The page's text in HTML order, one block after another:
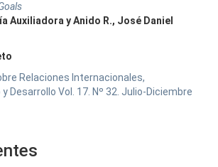
Auxiliadora y Anido R., José Daniel
Relaciones Internacionales,
Desarrollo Vol. 17. Nº 32. Julio-Diciembre